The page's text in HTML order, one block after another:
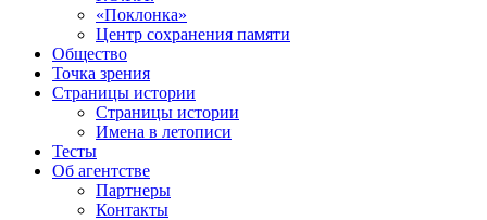
«Поклонка»
Центр сохранения памяти
Общество
Точка зрения
Страницы истории
Страницы истории
Имена в летописи
Тесты
Об агентстве
Партнеры
Контакты